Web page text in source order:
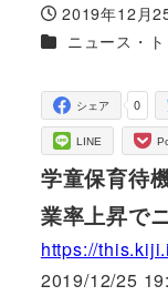
投稿日
2019年12月
カテゴリー
ニュース・
0
シェア
LINE
学童保育待
業率上昇で
https://
2019/12/25